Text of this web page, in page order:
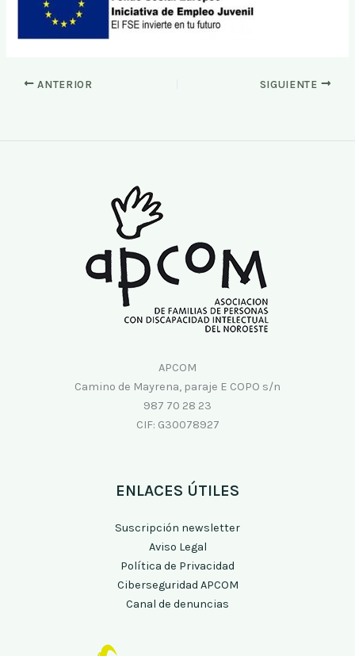
ANTERIOR SIGUIENTE
APCOM
Camino de Mayrena, paraje E COPO s/n
987 70 28 23
CIF: G30078927
ENLACES ÚTILES
Suscripción newsletter
Aviso Legal
Política de Privacidad
Ciberseguridad APCOM
Canal de denuncias